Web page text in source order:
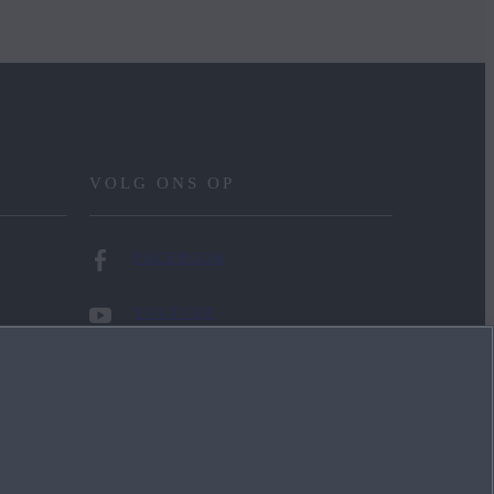
VOLG ONS OP
FACEBOOK
YOUTUBE